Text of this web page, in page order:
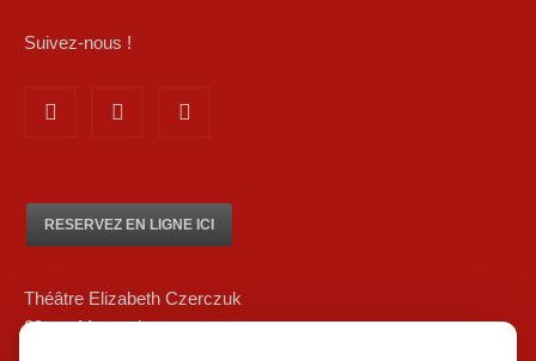
Suivez-nous !
RESERVEZ EN LIGNE ICI
Théâtre Elizabeth Czerczuk
20 rue Marsoulan